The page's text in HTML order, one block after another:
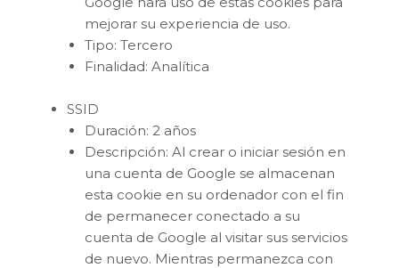
mejorar su experiencia de uso.
Tipo: Tercero
Finalidad: Analítica
SSID
Duración: 2 años
Descripción: Al crear o iniciar sesión en
una cuenta de Google se almacenan
esta cookie en su ordenador con el fin
de permanecer conectado a su
cuenta de Google al visitar sus servicios
de nuevo. Mientras permanezca con